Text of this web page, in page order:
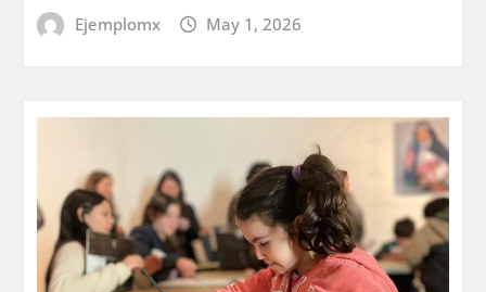
Ejemplomx May 1, 2026